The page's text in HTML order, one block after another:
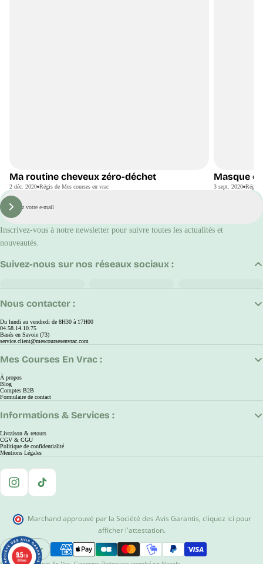
Ma routine cheveux zéro-déchet
2 déc. 2020 Régis de Mes courses en vrac DIY
Masque
3 sept. 2020 Régis
E-
mail
S'inscrire
Inscrivez-vous à notre newsletter pour suivre toutes les actualités et
nouveautés.
Nous contacter :
Du lundi au vendredi de 8H30 à 17H00
04.58.14.10.75
Basés en Savoie (73)
service.client@mescoursesenvrac.com
Mes Courses En Vrac :
À propos
Blog
Comptes B2B
Formulaire de contact
Informations & Services :
Livraison & retours
CGV & CGU
Politique de confidentialité
Mentions Légales
Suivez-nous sur nos réseaux sociaux :
Instagram
TikTok
Marchand approuvé par la Société des Avis Garantis, cliquez ici pour
afficher l'attestation.
Ouvrir Le Sélecteur De Région Et De Langue
EUR
9.5/10
780 avis
9.5/10
780 avis